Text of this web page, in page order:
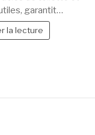
garantit…
la lecture